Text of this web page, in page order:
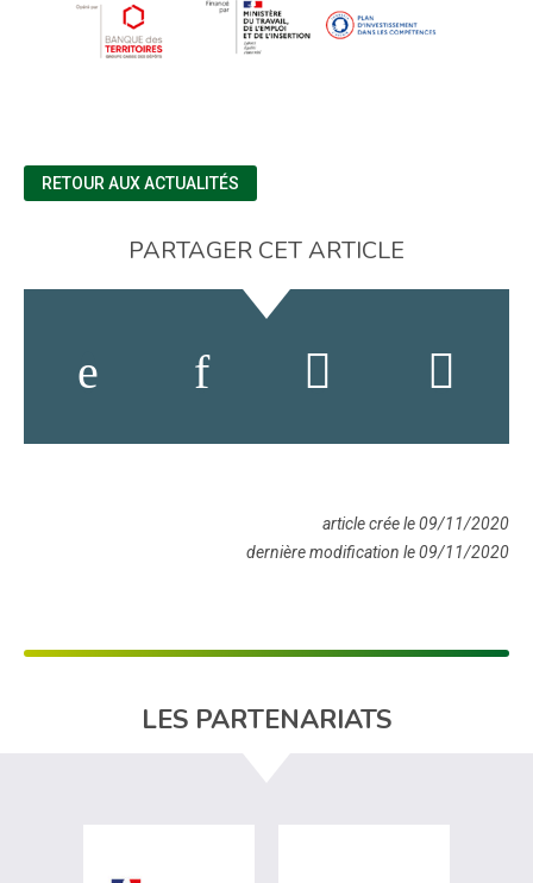
RETOUR AUX ACTUALITÉS
PARTAGER CET ARTICLE
article crée le 09/11/2020
dernière modification le 09/11/2020
LES PARTENARIATS